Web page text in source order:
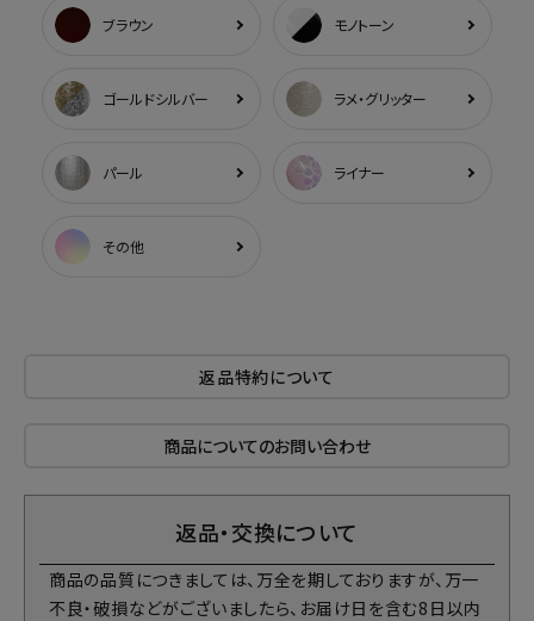
ブラウン モノトーン
ゴールドシルバー ラメ・グリッター
パール ライナー
その他
返品特約について
商品についてのお問い合わせ
返品・交換について
商品の品質につきましては、万全を期しておりますが、万一
不良・破損などがございましたら、お届け日を含む8日以内